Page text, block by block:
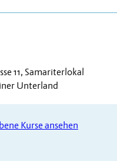
11, Samariterlokal
Unterland
Kurse ansehen